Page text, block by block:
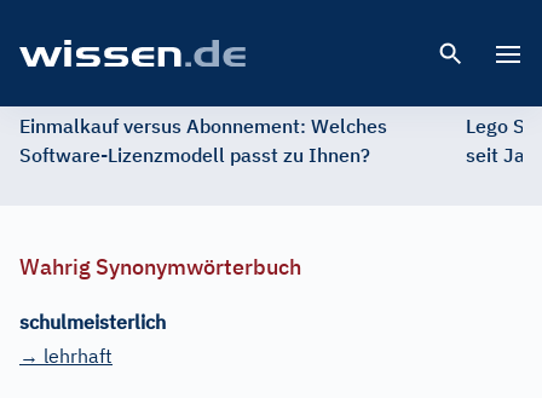
Einmalkauf versus Abonnement: Welches
Software-Lizenzmodell passt zu Ihnen?
Lego
seit
Wahrig Synonymwörterbuch
schulmeisterlich
→ lehrhaft